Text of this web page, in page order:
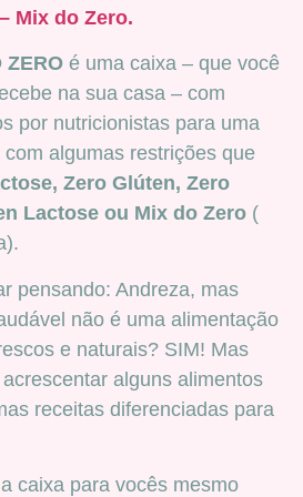
Mix do Zero.
ZERO é uma caixa – que você
na sua casa – com
por nutricionistas para uma
algumas restrições que
Zero Glúten, Zero
Lactose ou Mix do Zero (
pensando: Andreza, mas
não é uma alimentação
e naturais? SIM! Mas
alguns alimentos
receitas diferenciadas para
caixa para vocês mesmo